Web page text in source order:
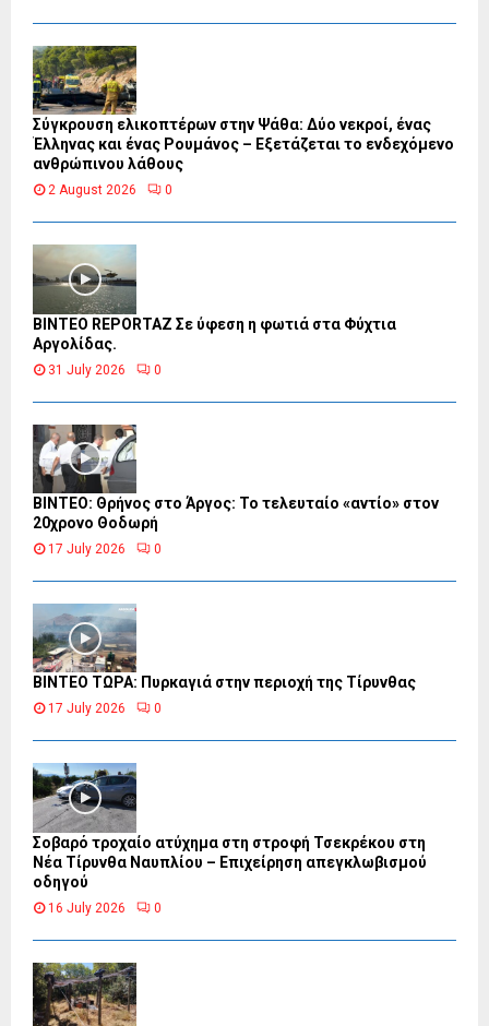
Σύγκρουση ελικοπτέρων στην Ψάθα: Δύο νεκροί, ένας
Έλληνας και ένας Ρουμάνος – Εξετάζεται το ενδεχόμενο
ανθρώπινου λάθους
2 August 2026 0
BINTEO REPORTAZ Σε ύφεση η φωτιά στα Φύχτια
Αργολίδας.
31 July 2026 0
ΒΙΝΤΕΟ: Θρήνος στο Άργος: Το τελευταίο «αντίο» στον
20χρονο Θοδωρή
17 July 2026 0
ΒΙΝΤΕΟ ΤΩΡΑ: Πυρκαγιά στην περιοχή της Τίρυνθας
17 July 2026 0
Σοβαρό τροχαίο ατύχημα στη στροφή Τσεκρέκου στη
Νέα Τίρυνθα Ναυπλίου – Επιχείρηση απεγκλωβισμού
οδηγού
16 July 2026 0